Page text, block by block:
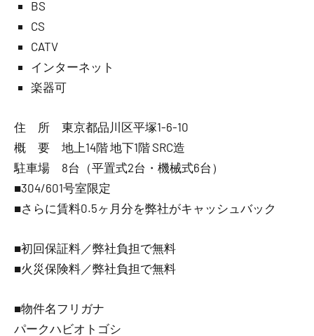
BS
CS
CATV
インターネット
楽器可
住 所 東京都品川区平塚1-6-10
概 要 地上14階 地下1階 SRC造
駐車場 8台（平置式2台・機械式6台）
■304/601号室限定
■さらに賃料0.5ヶ月分を弊社がキャッシュバック
■初回保証料／弊社負担で無料
■火災保険料／弊社負担で無料
■物件名フリガナ
パークハビオトゴシ